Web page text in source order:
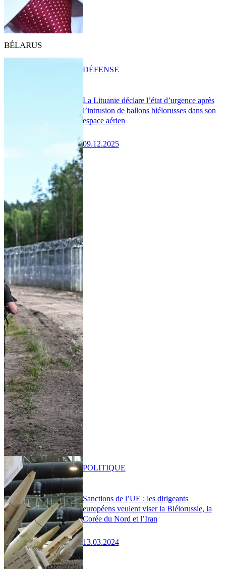
BÉLARUS
La Lituanie déclare l’état d’urgence après
l’intrusion de ballons biélorusses dans son
espace aérien
09.12.2025
DÉFENSE
Sanctions de l’UE : les dirigeants
européens veulent viser la Biélorussie, la
Corée du Nord et l’Iran
13.03.2024
POLITIQUE